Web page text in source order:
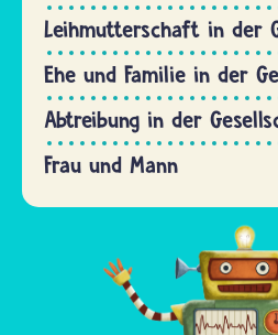
Leihmutterschaft in der
Ehe und Familie in der
Abtreibung in der
Frau und Mann